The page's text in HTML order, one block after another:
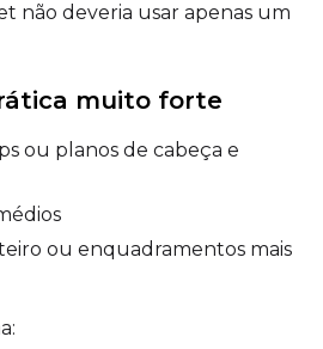
FlowMatch
Guidance Scale
Sample Steps
não deveria usar apenas um
muito forte
ou planos de cabeça e
ou enquadramentos mais